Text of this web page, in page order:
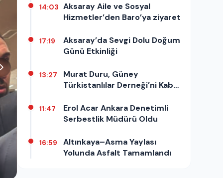
14:03 Aksaray Aile ve Sosyal
Hizmetler’den Baro’ya ziyaret
17:19
Aksaray’da Sevgi Dolu Doğum
Günü Etkinliği
13:27
Murat Duru, Güney
Türkistanlılar Derneği’ni Kabul
11:47
Erol Acar Ankara Denetimli
Serbestlik Müdürü Oldu
16:59
Altınkaya–Asma Yaylası
Yolunda Asfalt Tamamlandı